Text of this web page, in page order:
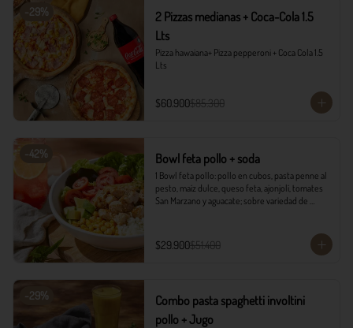
-29%
2 Pizzas medianas + Coca-Cola 1.5
Lts
Pizza hawaiana+ Pizza pepperoni + Coca Cola 1.5
Lts
$60.900$85.300
-42% Bowl feta pollo + soda
1 Bowl feta pollo: pollo en cubos, pasta penne al
pesto, maíz dulce, queso feta, ajonjolí, tomates
San Marzano y aguacate; sobre variedad de
$29.900$51.400
-29%
Combo pasta spaghetti involtini
pollo + Jugo